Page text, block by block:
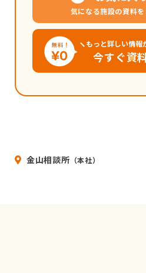
気になる施設の資料を
もっと詳しい情報
今すぐ資
金山相談所 （本社）